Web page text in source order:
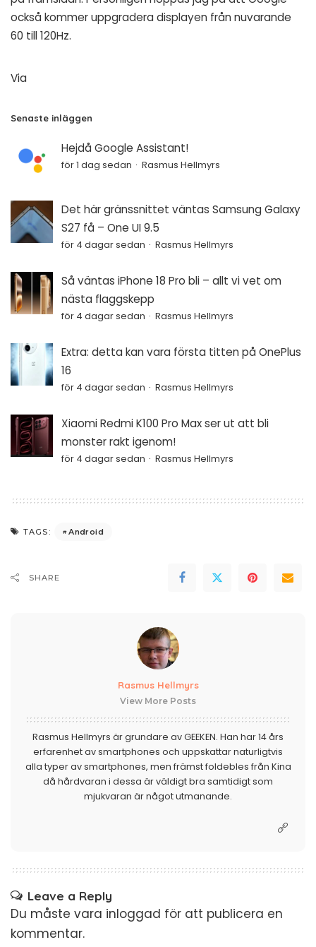
också kommer uppgradera displayen från nuvarande
60 till 120Hz.
Via
Senaste inläggen
Hejdå Google Assistant!
för 1 dag sedan Rasmus Hellmyrs
Det här gränssnittet väntas Samsung Galaxy
S27 få – One UI 9.5
för 4 dagar sedan Rasmus Hellmyrs
Så väntas iPhone 18 Pro bli – allt vi vet om
nästa flaggskepp
för 4 dagar sedan Rasmus Hellmyrs
Extra: detta kan vara första titten på OnePlus
16
för 4 dagar sedan Rasmus Hellmyrs
Xiaomi Redmi K100 Pro Max ser ut att bli
monster rakt igenom!
för 4 dagar sedan Rasmus Hellmyrs
TAGS: Android
SHARE
Rasmus Hellmyrs
View More Posts
Rasmus Hellmyrs är grundare av GEEKEN. Han har 14 års
erfarenhet av smartphones och uppskattar naturligtvis
alla typer av smartphones, men främst foldebles från Kina
då hårdvaran i dessa är väldigt bra samtidigt som
mjukvaran är något utmanande.
Leave a Reply
Du måste vara inloggad för att publicera en
kommentar.